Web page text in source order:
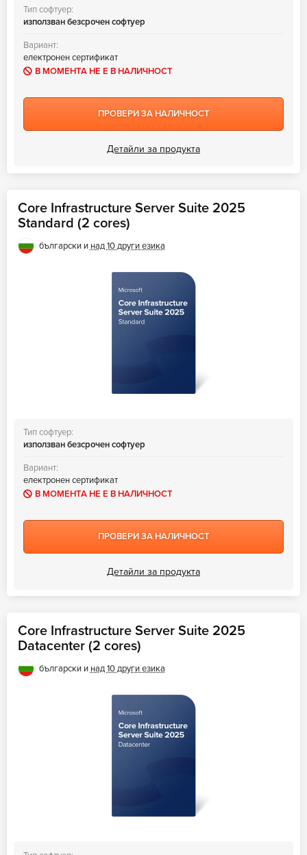
Тип софтуер:
използван безсрочен софтуер
Вариант:
електронен сертификат
В МОМЕНТА НЕ Е В НАЛИЧНОСТ
ПРОВЕРИ ЗА НАЛИЧНОСТ
Детайли за продукта
Core Infrastructure Server Suite 2025
Standard (2 cores)
български и над 10 други езика
Тип софтуер:
използван безсрочен софтуер
Вариант:
електронен сертификат
В МОМЕНТА НЕ Е В НАЛИЧНОСТ
ПРОВЕРИ ЗА НАЛИЧНОСТ
Детайли за продукта
Core Infrastructure Server Suite 2025
Datacenter (2 cores)
български инад 10 други езика